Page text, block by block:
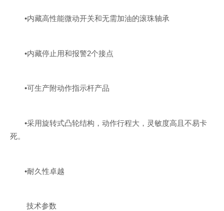
•内藏高性能微动开关和无需加油的滚珠轴承
•内藏停止用和报警2个接点
•可生产附动作指示杆产品
•采用旋转式凸轮结构，动作行程大，灵敏度高且不易卡
死。
•耐久性卓越
技术参数